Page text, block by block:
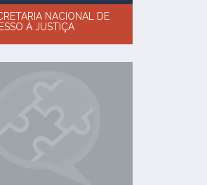
NACIONAL DE
À JUSTIÇA